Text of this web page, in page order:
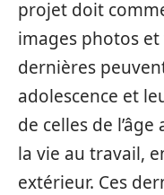
projet doit
images photos et
dernières
adolescence et
de celles de
la vie au travail,
extérieur. Ces